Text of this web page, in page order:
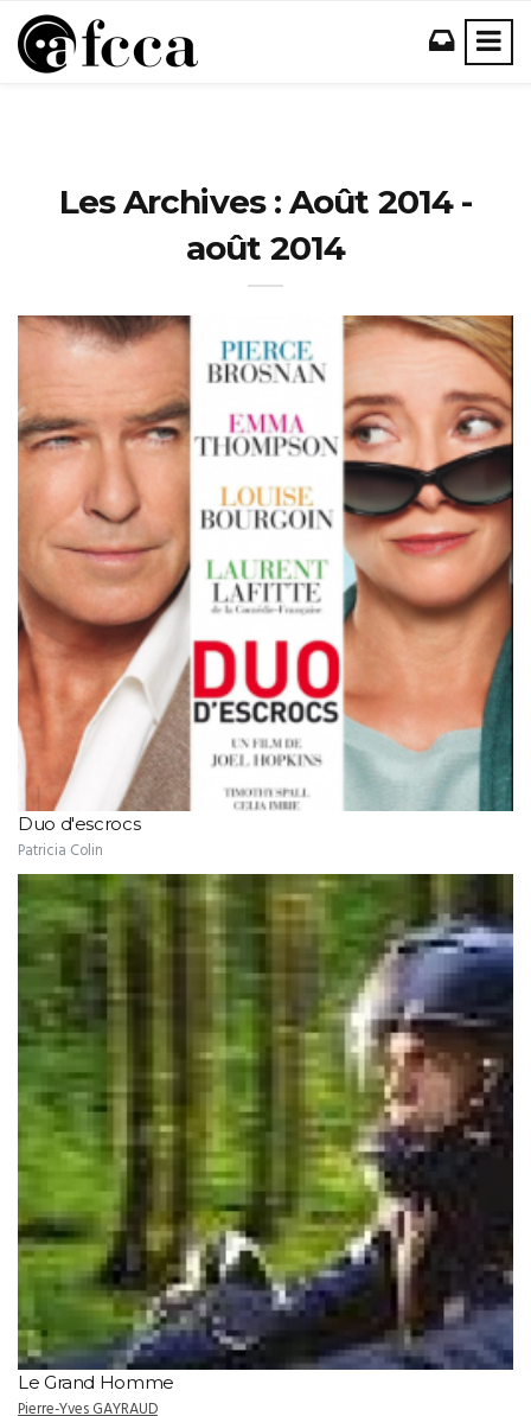
Les Archives : Août 2014 -
août 2014
Duo d'escrocs
Patricia Colin
Le Grand Homme
Pierre-Yves GAYRAUD